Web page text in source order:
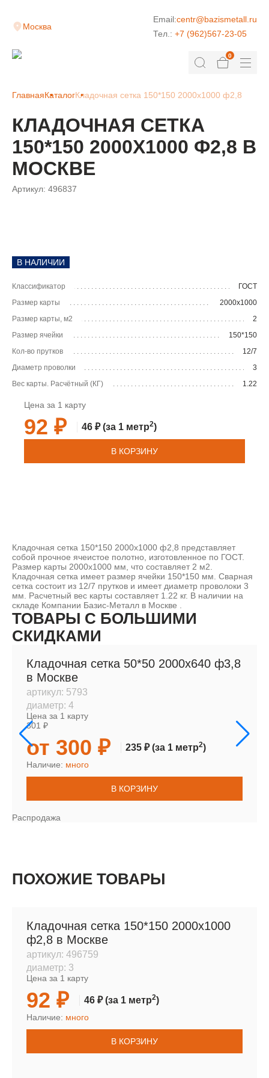
Москва
Email:centr@bazismetall.ru
Тел.: +7 (962)567-23-05
0
ГлавнаяКаталогКладочная сетка 150*150 2000х1000 ф2,8
КЛАДОЧНАЯ СЕТКА
150*150 2000Х1000 Ф2,8 В
МОСКВЕ
Артикул: 496837
В НАЛИЧИИ
Классификатор
ГОСТ
Размер карты
2000х1000
Размер карты, м2
2
Размер ячейки
150*150
Кол-во прутков
12/7
Диаметр проволки
3
Вес карты. Расчётный (КГ)
1.22
Цена за 1 карту
92 ₽ 46 ₽(за 1 метр2)
В КОРЗИНУ
Кладочная сетка 150*150 2000х1000 ф2,8 представляет
собой прочное ячеистое полотно, изготовленное по ГОСТ.
Размер карты 2000х1000 мм, что составляет 2 м2.
Кладочная сетка имеет размер ячейки 150*150 мм. Сварная
сетка состоит из 12/7 прутков и имеет диаметр проволоки 3
мм. Расчетный вес карты составляет 1.22 кг. В наличии на
складе Компании Базис-Металл в Москве .
ТОВАРЫ С БОЛЬШИМИ
СКИДКАМИ
Кладочная сетка 50*50 2000х640 ф3,8
в Москве
артикул: 5793
диаметр: 4
Цена за 1 карту
301 ₽
от 300 ₽ 235 ₽(за 1 метр2)
Наличие: много
В КОРЗИНУ
Распродажа
ПОХОЖИЕ ТОВАРЫ
Кладочная сетка 150*150 2000х1000
ф2,8 в Москве
артикул: 496759
диаметр: 3
Цена за 1 карту
92 ₽ 46 ₽(за 1 метр2)
Наличие: много
В КОРЗИНУ